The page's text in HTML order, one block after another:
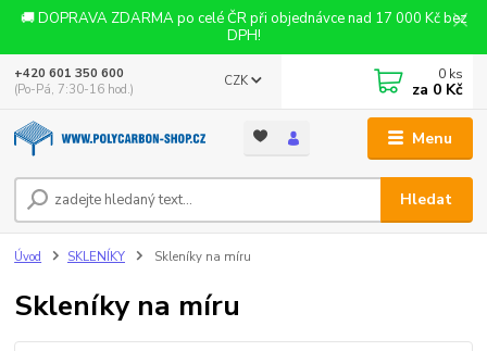
🚚 DOPRAVA ZDARMA po celé ČR při objednávce nad 17 000 Kč bez
DPH!
Menu
CZK
Hledat
+420 601 350 600
(Po-Pá, 7:30-16 hod.)
0 ks
za 0 Kč
Úvod SKLENÍKY Skleníky na míru
Skleníky na míru